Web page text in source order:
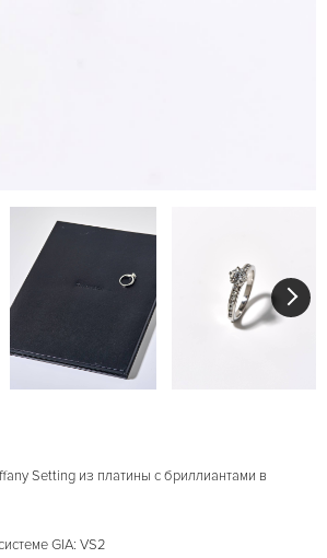
Setting из платины с бриллиантами в
GIA: VS2